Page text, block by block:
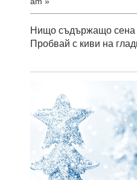
Нищо съдържащо сена
Пробвай с киви на